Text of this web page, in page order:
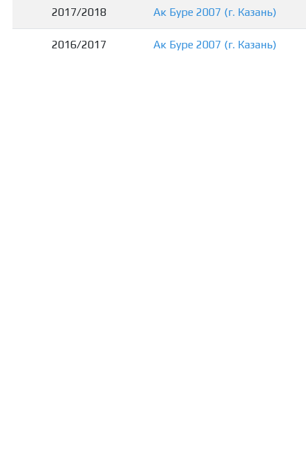
2017/2018 Ак Буре 2007 (г. Казань)
2016/2017 Ак Буре 2007 (г. Казань)